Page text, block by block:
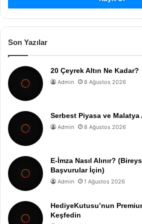
Son Yazılar
20 Çeyrek Altın Ne Kadar?
Admin 8 Ağustos 2026
Serbest Piyasa ve Malatya
Admin 8 Ağustos 2026
E-İmza Nasıl Alınır?
Başvurular İçin)
Admin 1 Ağustos 2026
HediyeKutusu’nun
Keşfedin